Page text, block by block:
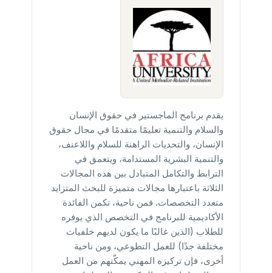
يقدم برنامج الماجستير في حقوق الإنسان
والسلام والتنمية تعليمًا متقدمًا في مجال حقوق
الإنسان، والتحديات الراهنة للسلام واللاعنف،
والتنمية البشرية المستدامة، ويتعمق في
الترابط والتكامل المتبادل بين هذه المجالات
الثلاثة باعتبارها مجالات متميزة للبحث المتزايد
متعدد التخصصات. فمن ناحية، تكمن الفائدة
الأكاديمية للبرنامج في التخصص الذي يوفره
للطلاب (الذين غالبًا ما يكون لديهم خلفيات
مختلفة جدًا) للعمل التطوعي، ومن ناحية
أخرى، فإن تركيزه المهني يمكّنهم من العمل